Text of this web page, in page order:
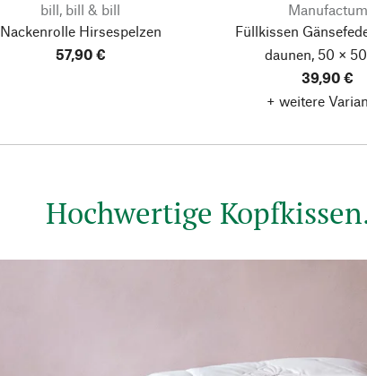
bill, bill & bill
Nackenrolle Hirsespelzen
57,90 €
Manufactum
Füllkissen
daunen, 50 ×
39,90 €
+ weitere
Hochwertige